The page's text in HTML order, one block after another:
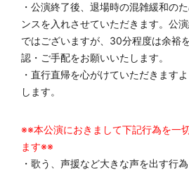
・公演終了後、退場時の混雑緩和の
ンスを入れさせていただきます。公
ではございますが、30分程度は余裕
認・ご手配をお願いいたします。
・直行直帰を心がけていただきます
します。
※※本公演におきまして下記行為を一
ます※※
・歌う、声援など大きな声を出す行為